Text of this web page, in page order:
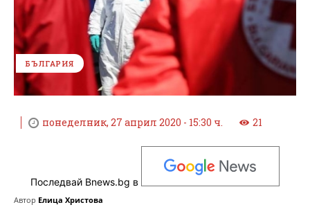
БЪЛГАРИЯ
понеделник, 27 април 2020 - 15:30 ч. 21
Последвай Bnews.bg в
Автор Елица Христова